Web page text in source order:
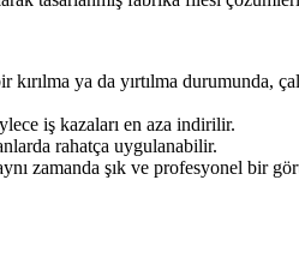
ya da yırtılma durumunda,
iş kazaları en aza indirilir.
rahatça uygulanabilir.
zamanda şık ve profesyonel bir